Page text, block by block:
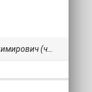
TXT) 📗